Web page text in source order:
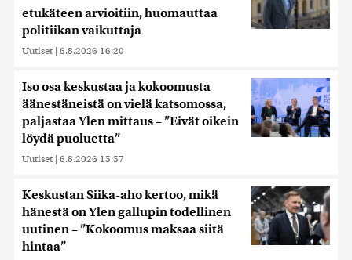
etukäteen arvioitiin, huomauttaa
politiikan vaikuttaja
Uutiset | 6.8.2026 16:20
Iso osa keskustaa ja kokoomusta
äänestäneistä on vielä katsomossa,
paljastaa Ylen mittaus – ”Eivät oikein
löydä puoluetta”
Uutiset | 6.8.2026 15:57
Keskustan Siika-aho kertoo, mikä
hänestä on Ylen gallupin todellinen
uutinen – ”Kokoomus maksaa siitä
hintaa”